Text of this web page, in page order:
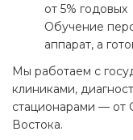
от 5% годовых
Обучение
аппарат, а
Мы работаем с
клиниками,
стационарами — от
Востока.